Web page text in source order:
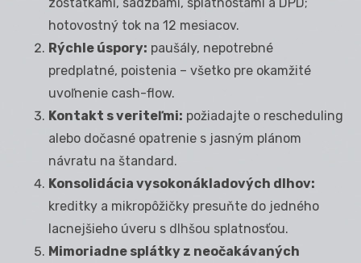
hotovostný tok na 12 mesiacov.
Rýchle úspory: paušály, nepotrebné
predplatné, poistenia – všetko pre okamžité
uvoľnenie cash-flow.
Kontakt s veriteľmi: požiadajte o rescheduling
alebo dočasné opatrenie s jasným plánom
návratu na štandard.
Konsolidácia vysokonákladových dlhov:
kreditky a mikropôžičky presuňte do jedného
lacnejšieho úveru s dlhšou splatnosťou.
Mimoriadne splátky z neočakávaných